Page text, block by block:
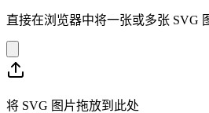
直接在浏览器中将一张或多张 SVG
将 SVG 图片拖放到此处